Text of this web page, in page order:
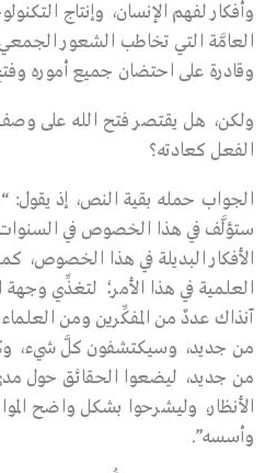
وأفكار لفهم الإنسان، وإنتاج
العامَّة التي تخاطب الشعور
وقادرة على احتضان جميع أموره
ولكن، هل يقتصر فتح الله على وصف
الفعل كعادته؟
الجواب حمله بقية النص، إذ يقول:
ستؤلَّف في هذا الخصوص في
الأفكار البديلة في هذا الخصوص،
العلمية في هذا الأمر؛ لتغذِّي وجهة
آنذاك عددٌ من المفكِّرين ومن
من جديد، وسيكتشفون كلَّ شيء، وكلَّ
من جديد، ليضعوا الحقائق حول
الأنظار، وليشرحوا بشكل واضح
وأسسه”.